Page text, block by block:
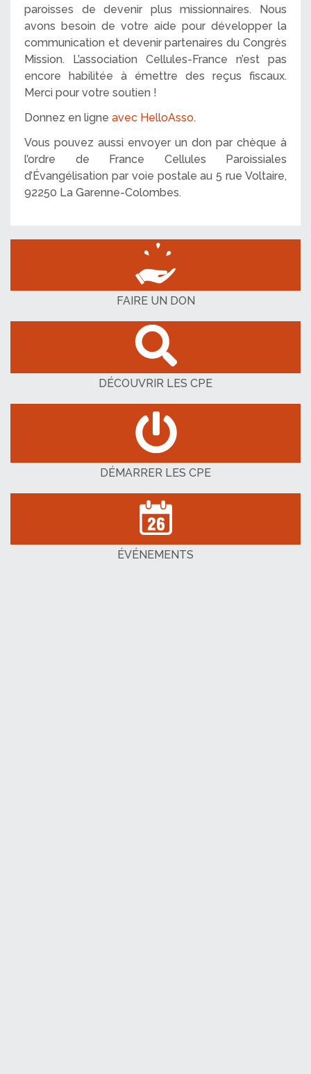
paroisses de devenir plus missionnaires. Nous
avons besoin de votre aide pour développer la
communication et devenir partenaires du Congrès
Mission. L’association Cellules-France n’est pas
encore habilitée à émettre des reçus fiscaux.
Merci pour votre soutien !
Donnez en ligne avec HelloAsso.
Vous pouvez aussi envoyer un don par chèque à
l’ordre de France Cellules Paroissiales
d’Évangélisation par voie postale au 5 rue Voltaire,
92250 La Garenne-Colombes.
FAIRE UN DON
DÉCOUVRIR LES CPE
DÉMARRER LES CPE
ÉVÉNEMENTS